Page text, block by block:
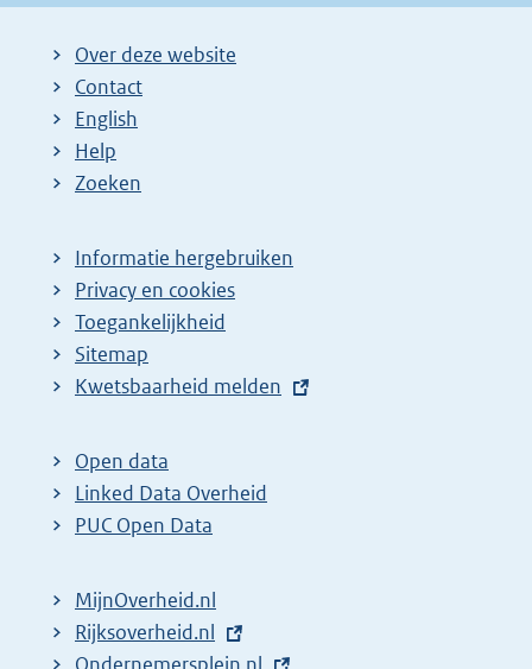
Over deze website
Contact
English
Help
Zoeken
Informatie hergebruiken
Privacy en cookies
Toegankelijkheid
Sitemap
E
t
e
r
l
i
Kwetsbaarheid melden
Open data
Linked Data Overheid
PUC Open Data
MijnOverheid.nl
E
x
Rijksoverheid.nl
E
Ondernemersplein.nl